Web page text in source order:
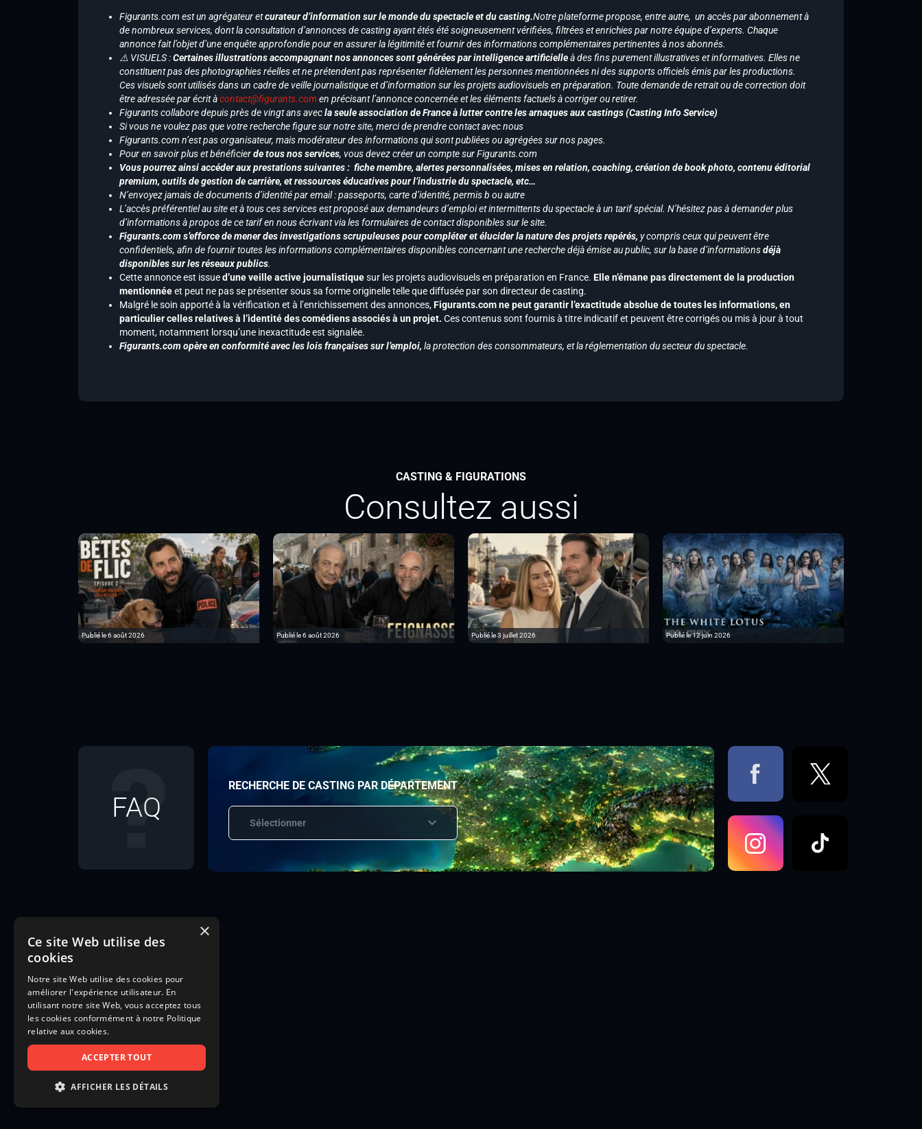
Figurants.com est un agrégateur etcurateur d’information sur le monde du spectacle et du casting.Notre plateforme propose, entre autre, un accès par abonnement à
de nombreux services, dont la consultation d’annonces de casting ayant étés été soigneusement vérifiées, filtrées et enrichies par notre équipe d’experts. Chaque
annonce fait l’objet d’une enquête approfondie pour en assurer la légitimité et fournir des informations complémentaires pertinentes à nos abonnés.
⚠️ VISUELS :Certaines illustrations accompagnant nos annonces sont générées par intelligence artificielleà des fins purement illustratives et informatives. Elles ne
constituent pas des photographies réelles et ne prétendent pas représenter fidèlement les personnes mentionnées ni des supports officiels émis par les productions.
Ces visuels sont utilisés dans un cadre de veille journalistique et d’information sur les projets audiovisuels en préparation. Toute demande de retrait ou de correction doit
être adressée par écrit àcontact@figurants.com en précisant l’annonce concernée et les éléments factuels à corriger ou retirer.
Figurants collabore depuis près de vingt ans avecla seule association de France à lutter contre les arnaques aux castings (Casting Info Service)
Si vous ne voulez pas que votre recherche figure sur notre site, merci de prendre contact avec nous
Figurants.com n’est pas organisateur, mais modérateur des informations qui sont publiées ou agrégées sur nos pages.
Pour en savoir plus et bénéficierde tous nos services, vous devez créer un compte sur Figurants.com
Vous pourrez ainsi accéder aux prestations suivantes : fiche membre, alertes personnalisées, mises en relation, coaching, création de book photo, contenu éditorial
premium, outils de gestion de carrière, et ressources éducatives pour l’industrie du spectacle, etc…
N’envoyez jamais de documents d’identité par email : passeports, carte d’identité, permis b ou autre
L’accès préférentiel au site et à tous ces services est proposé aux demandeurs d’emploi et intermittents du spectacle à un tarif spécial. N’hésitez pas à demander plus
d’informations à propos de ce tarif en nous écrivant via les formulaires de contact disponibles sur le site.
Figurants.com s’efforce de mener des investigations scrupuleuses pour compléter et élucider la nature des projets repérés, y compris ceux qui peuvent être
confidentiels, afin de fournir toutes les informations complémentaires disponibles concernant une recherche déjà émise au public, sur la base d’informationsdéjà
disponibles sur les réseaux publics.
Cette annonce est issued’une veille active journalistiquesur les projets audiovisuels en préparation en France. Elle n’émane pas directement de la production
mentionnéeet peut ne pas se présenter sous sa forme originelle telle que diffusée par son directeur de casting.
Malgré le soin apporté à la vérification et à l’enrichissement des annonces,Figurants.com ne peut garantir l’exactitude absolue de toutes les informations, en
particulier celles relatives à l’identité des comédiens associés à un projet. Ces contenus sont fournis à titre indicatif et peuvent être corrigés ou mis à jour à tout
moment, notamment lorsqu’une inexactitude est signalée.
Figurants.com opère en conformité avec les lois françaises sur l’emploi, la protection des consommateurs, et la réglementation du secteur du spectacle.
CASTING & FIGURATIONS
Consultez aussi
Publié le 6 août 2026 Publié le 6 août 2026 Publié le 3 juillet 2026 Publié le 12 juin 2026
FAQ
RECHERCHE DE CASTING PAR DÉPARTEMENT
Sélectionner
×
Ce site Web utilise des
cookies
Notre site Web utilise des cookies pour
améliorer l'expérience utilisateur. En
utilisant notre site Web, vous acceptez tous
les cookies conformément à notre Politique
relative aux cookies.
ACCEPTER TOUT
AFFICHER LES DÉTAILS